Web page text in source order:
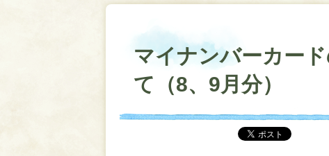
マイナンバーカー
て（8、9月分）